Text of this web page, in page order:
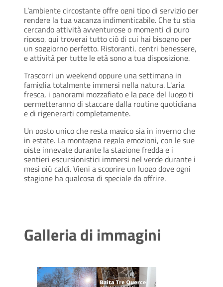
L’ambiente circostante offre ogni tipo di servizio per
rendere la tua vacanza indimenticabile. Che tu stia
cercando attività avventurose o momenti di puro
riposo, qui troverai tutto ciò di cui hai bisogno per
un soggiorno perfetto. Ristoranti, centri benessere,
e attività per tutte le età sono a tua disposizione.
Trascorri un weekend oppure una settimana in
famiglia totalmente immersi nella natura. L'aria
fresca, i panorami mozzafiato e la pace del luogo ti
permetteranno di staccare dalla routine quotidiana
e di rigenerarti completamente.
Un posto unico che resta magico sia in inverno che
in estate. La montagna regala emozioni, con le sue
piste innevate durante la stagione fredda e i
sentieri escursionistici immersi nel verde durante i
mesi più caldi. Vieni a scoprire un luogo dove ogni
stagione ha qualcosa di speciale da offrire.
Galleria di immagini